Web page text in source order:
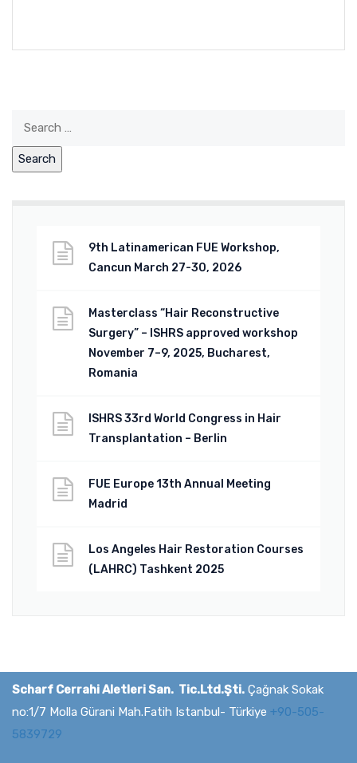
9th Latinamerican FUE Workshop,
Cancun March 27-30, 2026
Masterclass “Hair Reconstructive
Surgery” – ISHRS approved workshop
November 7–9, 2025, Bucharest,
Romania
ISHRS 33rd World Congress in Hair
Transplantation – Berlin
FUE Europe 13th Annual Meeting
Madrid
Los Angeles Hair Restoration Courses
(LAHRC) Tashkent 2025
Scharf Cerrahi Aletleri San. Tic.Ltd.Şti. Çağnak Sokak
no:1/7 Molla Gürani Mah.Fatih Istanbul- Türkiye +90-505-
5839729